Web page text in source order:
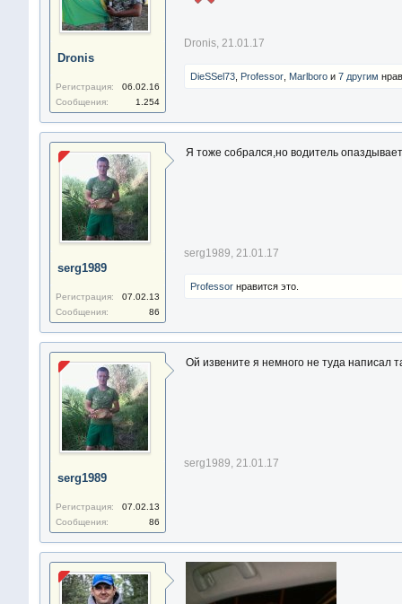
Dronis
Регистрация:
06.02.16
Сообщения:
1.254
Dronis, 21.01.17
DieSSel73, Professor, Marlboroи 7 другим
serg1989
Регистрация:
07.02.13
Сообщения:
86
Я тоже собрался,но водитель
serg1989, 21.01.17
Professorнравится это.
serg1989
Регистрация:
07.02.13
Сообщения:
86
Ой извените я немного не туда написал
serg1989, 21.01.17